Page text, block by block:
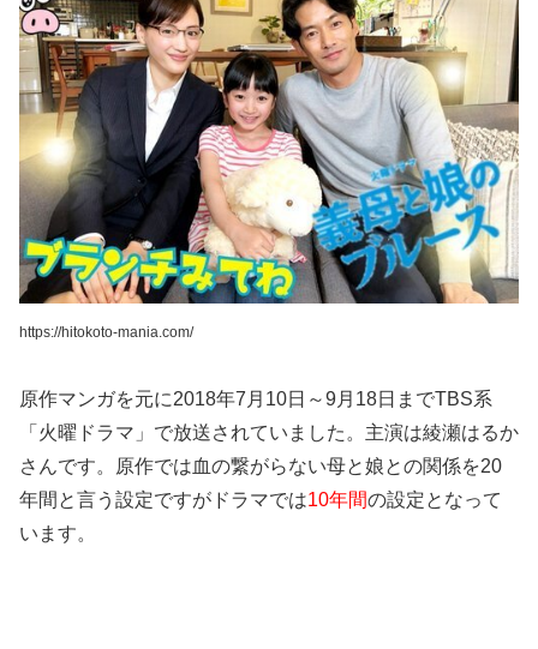
https://hitokoto-mania.com/
原作マンガを元に2018年7月10日～9月18日までTBS系
「火曜ドラマ」で放送されていました。主演は綾瀬はるか
さんです。原作では血の繋がらない母と娘との関係を20
年間 と言う設定ですがドラマでは10年間の設定となって
います。